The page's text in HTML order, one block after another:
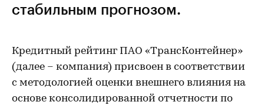
стабильным прогнозом.
Кредитный рейтинг ПАО «ТрансКонтейнер»
(далее – компания) присвоен в соответствии
с методологией оценки внешнего влияния на
основе консолидированной отчетности по